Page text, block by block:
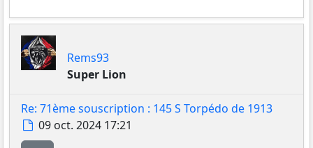
Rems93
Super Lion
Re: 71ème souscription : 145 S Torpédo de 1913
Message
09 oct. 2024 17:21